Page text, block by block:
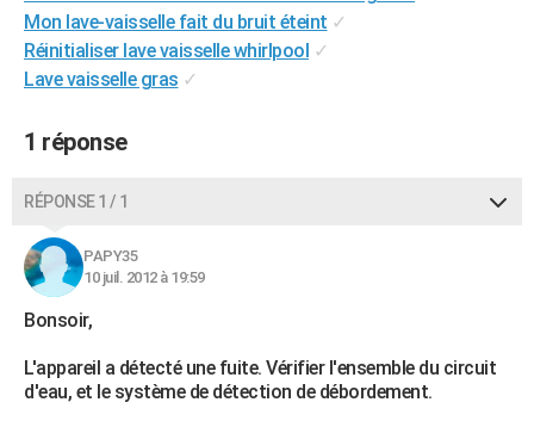
Destinations
City break
Voyage nature
Voyage de noces
Forum
Climat
PHOTO
GUIDES D'ACHAT
Dictionnaire
Biographies
Citations
Expressions
Proverbes
PROGRAMME TV
COPAINS D'AVANT
S'inscrire
Se connecter
Lycées
Collèges
Primaires
Universités
Entreprises
Service militaire
Avis de recherche
AVIS DE DÉCÈS
Mon lave-vaisselle fait du bruit éteint ✓
Réinitialiser lave vaisselle whirlpool ✓
Lave vaisselle gras ✓
1 réponse
RÉPONSE 1 / 1
PAPY35
10 juil. 2012 à 19:59
Bonsoir,
L'appareil a détecté une fuite. Vérifier l'ensemble du circuit
d'eau, et le système de détection de débordement.